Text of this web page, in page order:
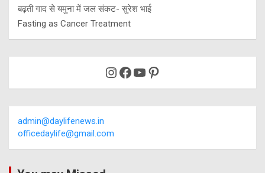
बढ़ती गाद से यमुना में जल संकट- सुरेश भाई
Fasting as Cancer Treatment
Instagram
Facebook
YouTube
Pinterest
admin@daylifenews.in
officedaylife@gmail.com